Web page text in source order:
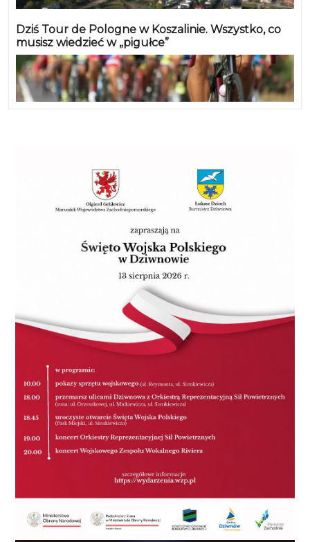
Dziś Tour de Pologne w Koszalinie. Wszystko, co
musisz wiedzieć w „pigułce”